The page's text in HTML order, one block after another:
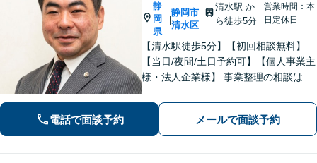
静
岡
県
|
静岡市
清水区
清水駅 か
ら徒歩5分
営業時間：本
日定休日
【清水駅徒歩5分】【初回相談無料】
【当日/夜間/土日予約可】【個人事業主
様・法人企業様】 事業整理の相談はお
不倫慰謝料・交通事故・借金・刑事事
件・賃貸トラブルなど身近な法律問題
はお気軽にご相談ください。
電話で面談予約 メールで面談予約